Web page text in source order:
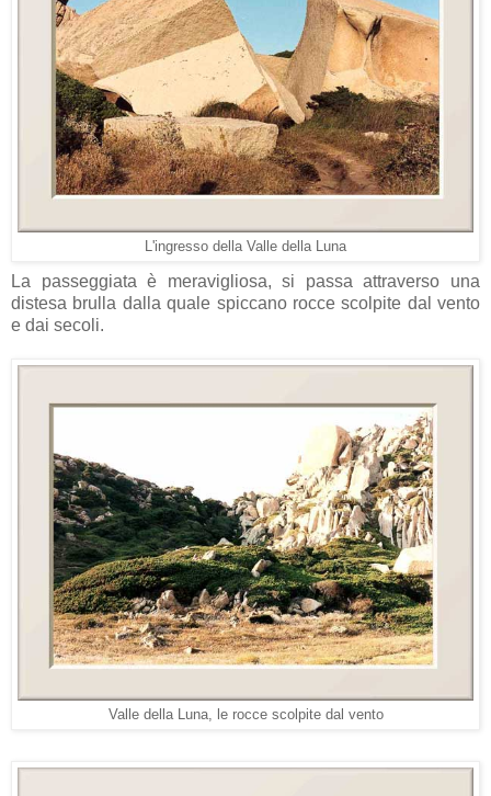
L'ingresso della Valle della Luna
La passeggiata è meravigliosa, si passa attraverso una
distesa brulla dalla quale spiccano rocce scolpite dal vento
e dai secoli.
Valle della Luna, le rocce scolpite dal vento